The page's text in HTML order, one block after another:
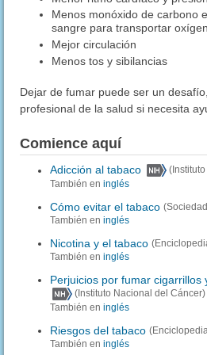
Menos monóxido de carbono
sangre para transportar
Mejor circulación
Menos tos y sibilancias
Dejar de fumar puede ser un
profesional de la salud si necesita
Comience aquí
Adicción al tabaco
También en inglés
Cómo evitar el tabaco
También en inglés
Nicotina y el tabaco
También en inglés
Perjuicios por fumar
(Instituto Nacional del Cáncer)
También en inglés
Riesgos del tabaco
También en inglés